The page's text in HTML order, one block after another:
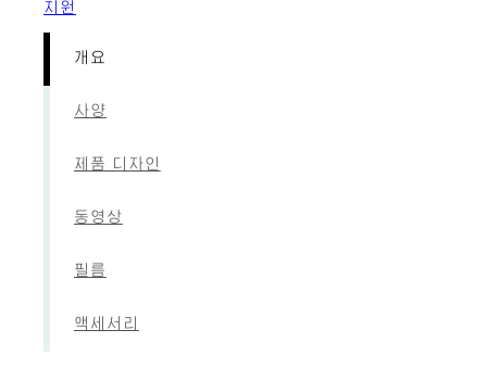
지원
개요
사양
제품 디자인
동영상
필름
액세서리